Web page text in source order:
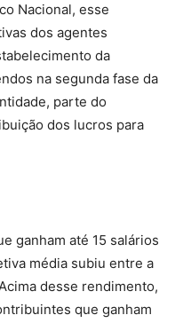
Nacional, esse
dos agentes
da
na segunda fase da
parte do
dos lucros para
ganham até 15 salários
média subiu entre a
desse rendimento,
que ganham